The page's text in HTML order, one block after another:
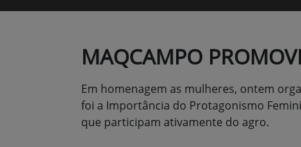
MAQCAMPO
Em homenagem as mulheres, ontem
foi a Importância do Protagonismo
que participam ativamente do agro.